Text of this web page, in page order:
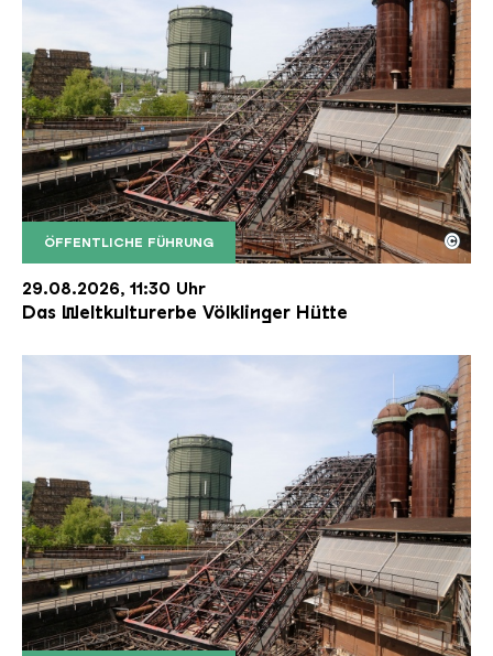
ÖFFENTLICHE FÜHRUNG
Der Erzschrägaufzug der Völklinger Hütte mit
Copyright: Weltkulturerbe Völklinger Hütte | Karl
©
29.08.2026, 11:30 Uhr
Das Weltkulturerbe Völklinger Hütte